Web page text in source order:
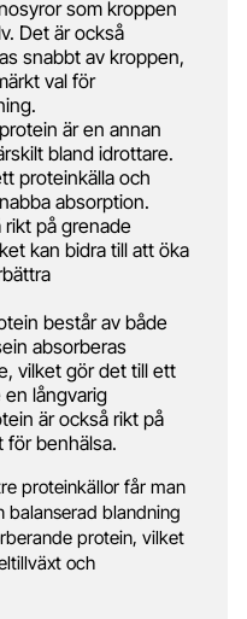
som kroppen
Det är också
snabbt av kroppen,
val för
är en annan
bland idrottare.
proteinkälla och
absorption.
rikt på grenade
kan bidra till att öka
består av både
absorberas
vilket gör det till ett
långvarig
är också rikt på
för benhälsa.
proteinkällor får man
balanserad blandning
protein, vilket
och